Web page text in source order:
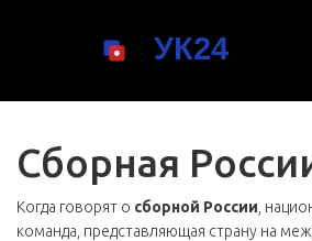
Сборная
Когда говорят о сборной России
команда, представляющая страну на